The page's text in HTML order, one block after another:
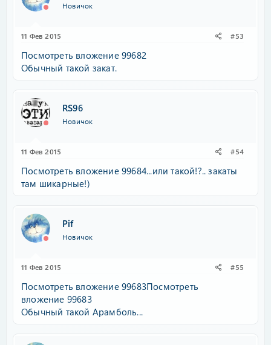
Новичок
11 Фев 2015 #53
Посмотреть вложение 99682
Обычный такой закат.
RS96
Новичок
11 Фев 2015 #54
Посмотреть вложение 99684...или такой!?.. закаты
там шикарные!)
Pif
Новичок
11 Фев 2015 #55
Посмотреть вложение 99683Посмотреть
вложение 99683
Обычный такой Арамболь...